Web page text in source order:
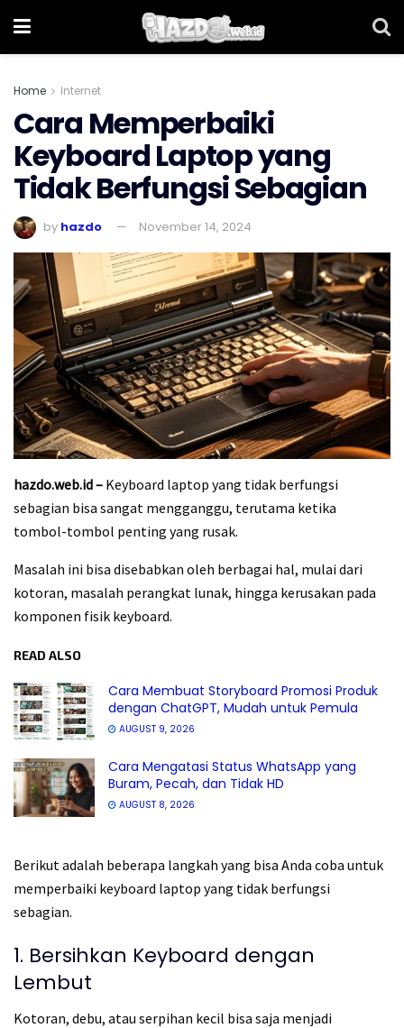
Home Internet
Cara Memperbaiki
Keyboard Laptop yang
Tidak Berfungsi Sebagian
by hazdo November 14, 2024
hazdo.web.id – Keyboard laptop yang tidak berfungsi
sebagian bisa sangat mengganggu, terutama ketika
tombol-tombol penting yang rusak.
Masalah ini bisa disebabkan oleh berbagai hal, mulai dari
kotoran, masalah perangkat lunak, hingga kerusakan pada
komponen fisik keyboard.
READ ALSO
Cara Membuat Storyboard Promosi Produk
dengan ChatGPT, Mudah untuk Pemula
AUGUST 9, 2026
Cara Mengatasi Status WhatsApp yang
Buram, Pecah, dan Tidak HD
AUGUST 8, 2026
Berikut adalah beberapa langkah yang bisa Anda coba untuk
memperbaiki keyboard laptop yang tidak berfungsi
sebagian.
1. Bersihkan Keyboard dengan
Lembut
Kotoran, debu, atau serpihan kecil bisa saja menjadi